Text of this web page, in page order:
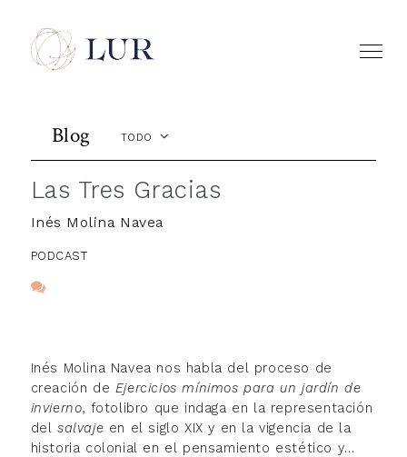
Blog TODO
Las Tres Gracias
Inés Molina Navea
PODCAST
Inés Molina Navea nos habla del proceso de
creación de Ejercicios mínimos para un jardín de
invierno, fotolibro que indaga en la representación
del salvaje en el siglo XIX y en la vigencia de la
historia colonial en el pensamiento estético y